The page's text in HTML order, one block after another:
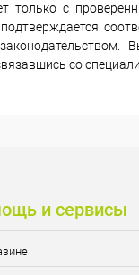
только с
подтверждается
со
и сервисы